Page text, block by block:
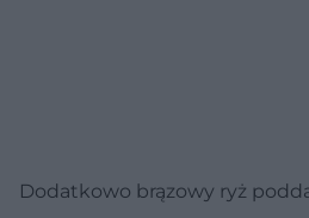
Dodatkowo brązowy ryż